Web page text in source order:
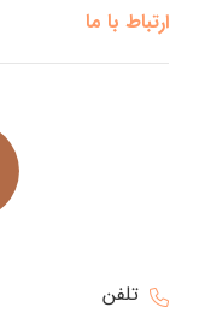
ارتباط با ما
تلفن